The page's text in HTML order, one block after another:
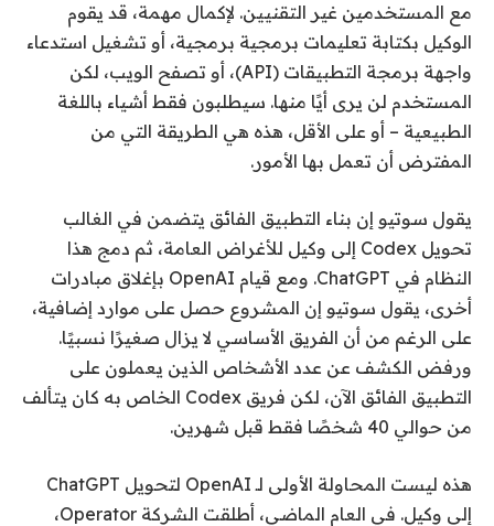
مع المستخدمين غير التقنيين. لإكمال مهمة، قد يقوم
الوكيل بكتابة تعليمات برمجية برمجية، أو تشغيل استدعاء
واجهة برمجة التطبيقات (API)، أو تصفح الويب، لكن
المستخدم لن يرى أيًا منها. سيطلبون فقط أشياء باللغة
الطبيعية – أو على الأقل، هذه هي الطريقة التي من
المفترض أن تعمل بها الأمور.
يقول سوتيو إن بناء التطبيق الفائق يتضمن في الغالب
تحويل Codex إلى وكيل للأغراض العامة، ثم دمج هذا
النظام في ChatGPT. ومع قيام OpenAI بإغلاق مبادرات
أخرى، يقول سوتيو إن المشروع حصل على موارد إضافية،
على الرغم من أن الفريق الأساسي لا يزال صغيرًا نسبيًا.
ورفض الكشف عن عدد الأشخاص الذين يعملون على
التطبيق الفائق الآن، لكن فريق Codex الخاص به كان يتألف
من حوالي 40 شخصًا فقط قبل شهرين.
هذه ليست المحاولة الأولى لـ OpenAI لتحويل ChatGPT
إلى وكيل. في العام الماضي، أطلقت الشركة Operator،